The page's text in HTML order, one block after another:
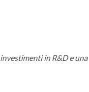
in R&D e una